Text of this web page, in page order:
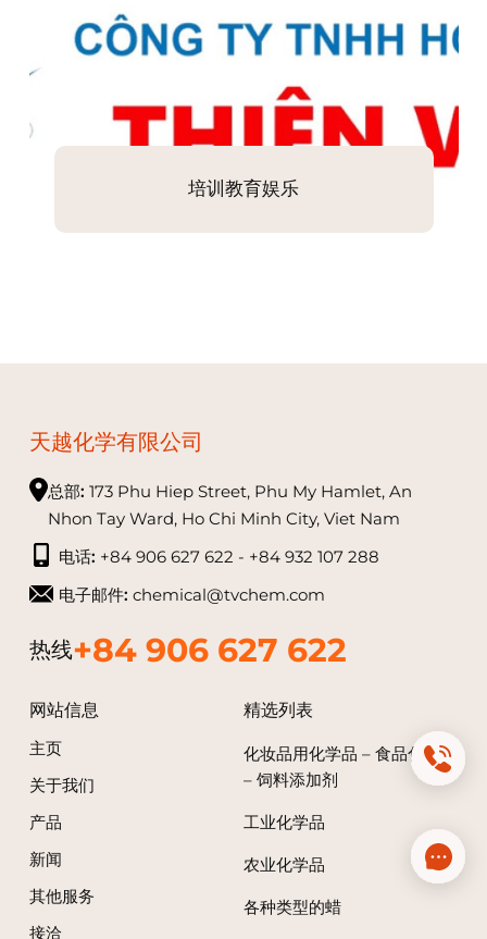
培训教育娱乐
天越化学有限公司
总部: 173 Phu Hiep Street, Phu My Hamlet, An
Nhon Tay Ward, Ho Chi Minh City, Viet Nam
电话: +84 906 627 622 - +84 932 107 288
电子邮件: chemical@tvchem.com
热线+84 906 627 622
网站信息
主页
关于我们
产品
新闻
其他服务
接洽
精选列表
化妆品用化学品 – 食品化学品
– 饲料添加剂
工业化学品
农业化学品
各种类型的蜡